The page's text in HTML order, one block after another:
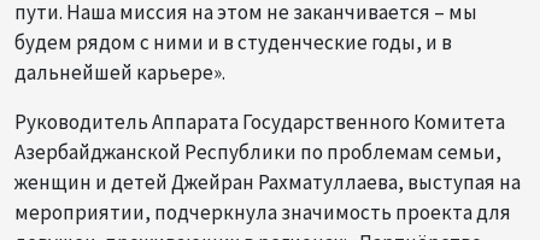
пути. Наша миссия на этом не заканчивается – мы
будем рядом с ними и в студенческие годы, и в
дальнейшей карьере».
Руководитель Аппарата Государственного Комитета
Азербайджанской Республики по проблемам семьи,
женщин и детей Джейран Рахматуллаева, выступая на
мероприятии, подчеркнула значимость проекта для